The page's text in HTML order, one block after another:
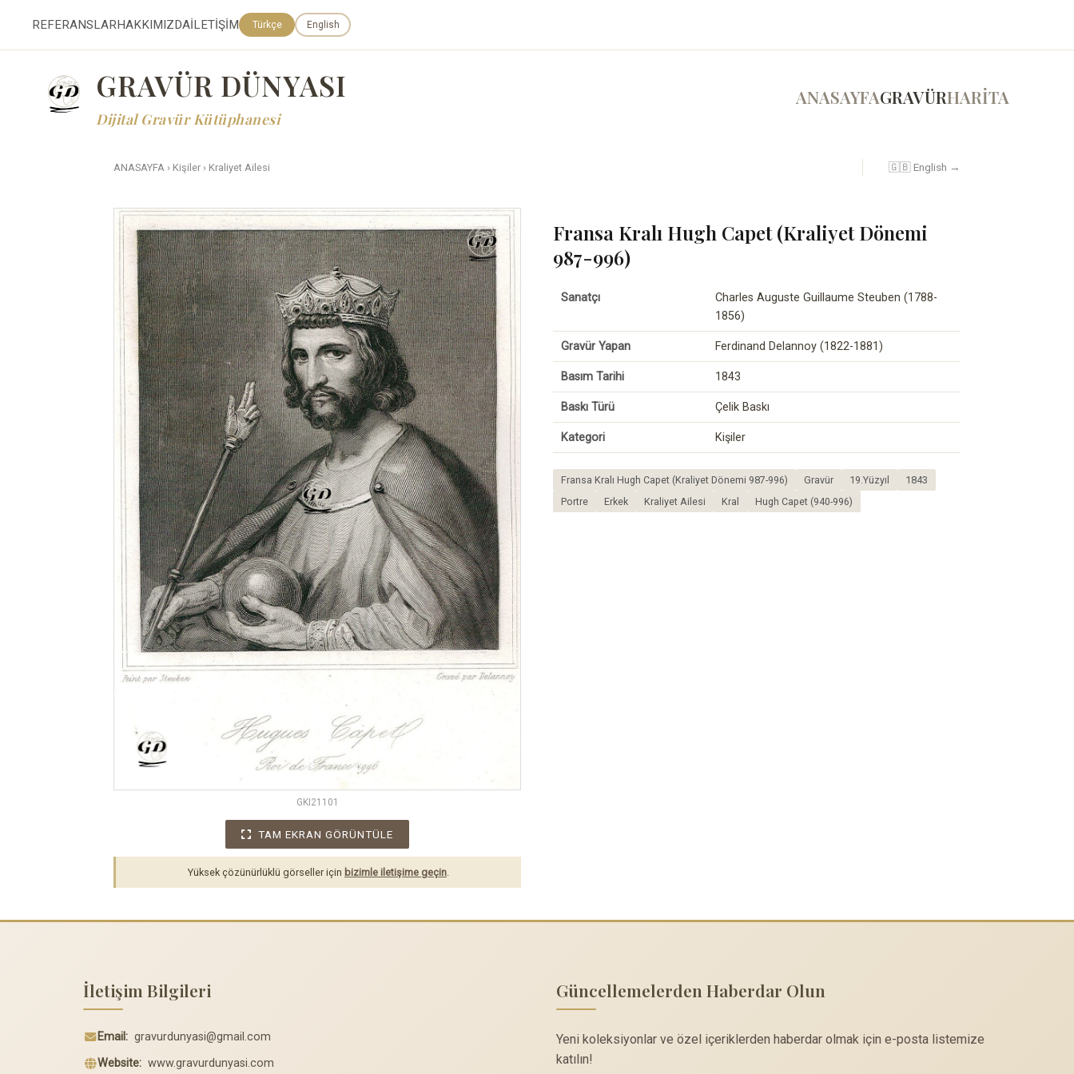
REFERANSLARHAKKIMIZDAİLETİŞİM Türkçe English
GRAVÜR DÜNYASI
Dijital Gravür Kütüphanesi
ANASAYFAGRAVÜRHARİTA
ANASAYFA › Kişiler › Kraliyet Ailesi 🇬🇧 English →
GKI21101
TAM EKRAN GÖRÜNTÜLE
Yüksek çözünürlüklü görseller için bizimle iletişime geçin.
Fransa Kralı Hugh Capet (Kraliyet Dönemi
987-996)
Sanatçı
Charles Auguste Guillaume Steuben (1788-
1856)
Gravür Yapan Ferdinand Delannoy (1822-1881)
Basım Tarihi 1843
Baskı Türü Çelik Baskı
Kategori Kişiler
Fransa Kralı Hugh Capet (Kraliyet Dönemi 987-996) Gravür 19.Yüzyıl
1843
Portre
Erkek Kraliyet Ailesi Kral Hugh Capet (940-996)
İletişim Bilgileri
Email: gravurdunyasi@gmail.com
Website: www.gravurdunyasi.com
Güncellemelerden Haberdar Olun
Yeni koleksiyonlar ve özel içeriklerden haberdar olmak için e-posta listemize
katılın!